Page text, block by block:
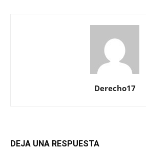
Derecho17
DEJA UNA RESPUESTA